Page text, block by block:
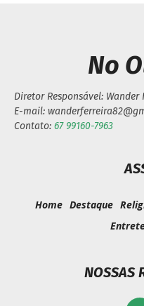
No
Diretor Responsável: Wander
E-mail:
Contato: 67 99160-7963
Home Destaque
NOSSAS